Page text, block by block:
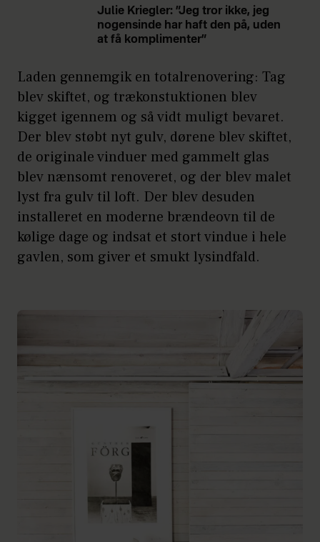
Julie Kriegler: ”Jeg tror ikke, jeg
nogensinde har haft den på, uden
at få komplimenter”
Laden gennemgik en totalrenovering: Tag
blev skiftet, og trækonstuktionen blev
kigget igennem og så vidt muligt bevaret.
Der blev støbt nyt gulv, dørene blev skiftet,
de originale vinduer med gammelt glas
blev nænsomt renoveret, og der blev malet
lyst fra gulv til loft. Der blev desuden
installeret en moderne brændeovn til de
kølige dage og indsat et stort vindue i hele
gavlen, som giver et smukt lysindfald.